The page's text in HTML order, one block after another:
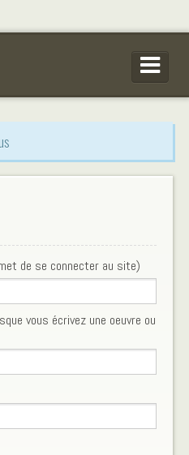
de se connecter au site)
vous écrivez une oeuvre ou